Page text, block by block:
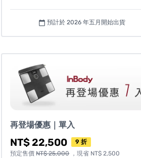
calendar_today 預計於 2026 年五月開始出貨
再登場優惠｜單入
NT$ 22,500
9 折
預定售價NT$ 25,000，現省 NT$ 2,500